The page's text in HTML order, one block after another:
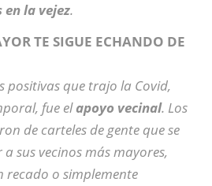
la vejez.
TE SIGUE ECHANDO DE
positivas que trajo la Covid,
fue elapoyo vecinal. Los
de carteles de gente que se
sus vecinos más mayores,
recado o simplemente